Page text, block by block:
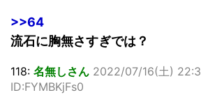
>>64
流石に胸無さすぎでは？
118: 名無しさん 2022/07/16(土)
ID:FYMBKjFs0